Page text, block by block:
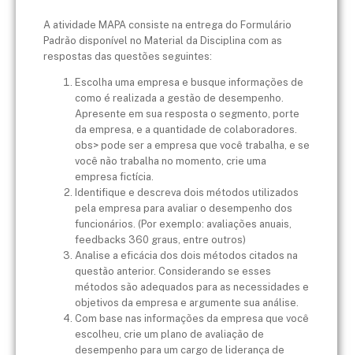
A atividade MAPA consiste na entrega do Formulário
Padrão disponível no Material da Disciplina com as
respostas das questões seguintes:​
Escolha uma empresa e busque informações de
como é realizada a gestão de desempenho.
Apresente em sua resposta o segmento, porte
da empresa, e a quantidade de colaboradores.
obs> pode ser a empresa que você trabalha, e se
você não trabalha no momento, crie uma
empresa fictícia.
Identifique e descreva dois métodos utilizados
pela empresa para avaliar o desempenho dos
funcionários. (Por exemplo: avaliações anuais,
feedbacks 360 graus, entre outros)
Analise a eficácia dos dois métodos citados na
questão anterior. Considerando se esses
métodos são adequados para as necessidades e
objetivos da empresa e argumente sua análise.
Com base nas informações da empresa que você
escolheu, crie um plano de avaliação de
desempenho para um cargo de liderança de